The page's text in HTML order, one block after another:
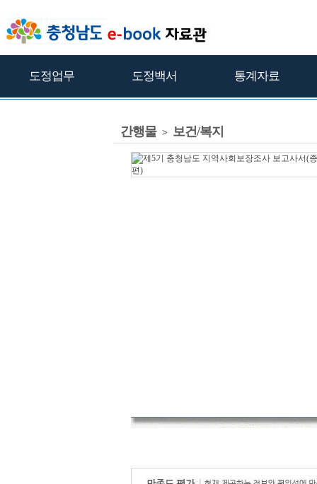
도정업무 도정백서 통계자료
간행물 > 보건/복지